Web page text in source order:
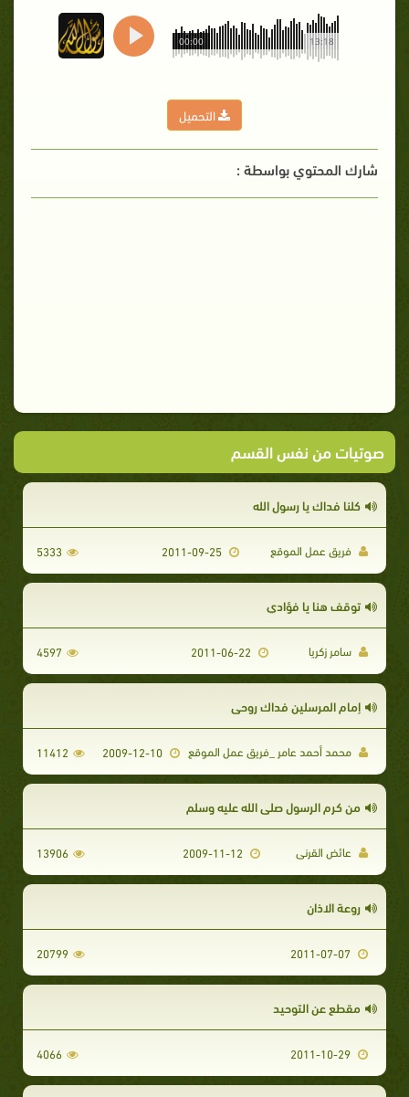
13:18
00:00
التحميل
شارك المحتوي بواسطة :
صوتيات من نفس القسم
كلنا فداك يا رسول الله
فريق عمل الموقع 5333
توقف هنا يا فؤادي
سامر زكريا 4597
إمام المرسلين فداك روحي
محمد أحمد عامر _فريق عمل الموقع 2009-12-10
11412
من كرم الرسول صلى الله عليه وسلم
عائض القرنى 13906
روعة الاذان
20799
مقطع عن التوحيد
4066